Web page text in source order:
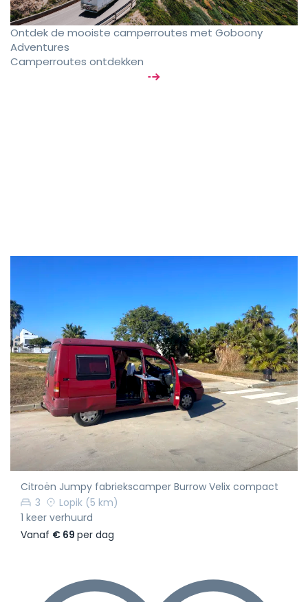
Ontdek de mooiste camperroutes met Goboony
Adventures
Camperroutes ontdekken
Citroën Jumpy fabriekscamper Burrow Velix compact
3
Lopik (5 km)
1 keer verhuurd
Vanaf € 69 per dag